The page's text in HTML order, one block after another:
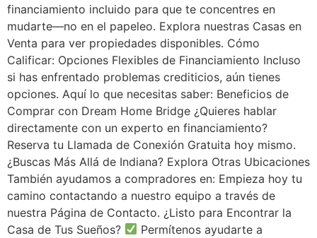
financiamiento incluido para que te concentres en
mudarte—no en el papeleo. Explora nuestras Casas en
Venta para ver propiedades disponibles. Cómo
Calificar: Opciones Flexibles de Financiamiento Incluso
si has enfrentado problemas crediticios, aún tienes
opciones. Aquí lo que necesitas saber: Beneficios de
Comprar con Dream Home Bridge ¿Quieres hablar
directamente con un experto en financiamiento?
Reserva tu Llamada de Conexión Gratuita hoy mismo.
¿Buscas Más Allá de Indiana? Explora Otras Ubicaciones
También ayudamos a compradores en: Empieza hoy tu
camino contactando a nuestro equipo a través de
nuestra Página de Contacto. ¿Listo para Encontrar la
Casa de Tus Sueños?
Permítenos ayudarte a